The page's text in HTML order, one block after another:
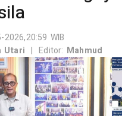
WIB
Utari | Editor: Mahmud